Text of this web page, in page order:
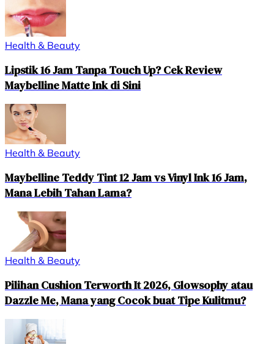
Health & Beauty
Lipstik 16 Jam Tanpa Touch Up? Cek Review
Maybelline Matte Ink di Sini
Health & Beauty
Maybelline Teddy Tint 12 Jam vs Vinyl Ink 16 Jam,
Mana Lebih Tahan Lama?
Health & Beauty
Pilihan Cushion Terworth It 2026, Glowsophy atau
Dazzle Me, Mana yang Cocok buat Tipe Kulitmu?